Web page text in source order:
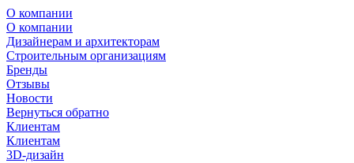
О компании
О компании
Дизайнерам и архитекторам
Строительным организациям
Бренды
Отзывы
Новости
Вернуться обратно
Клиентам
Клиентам
3D-дизайн